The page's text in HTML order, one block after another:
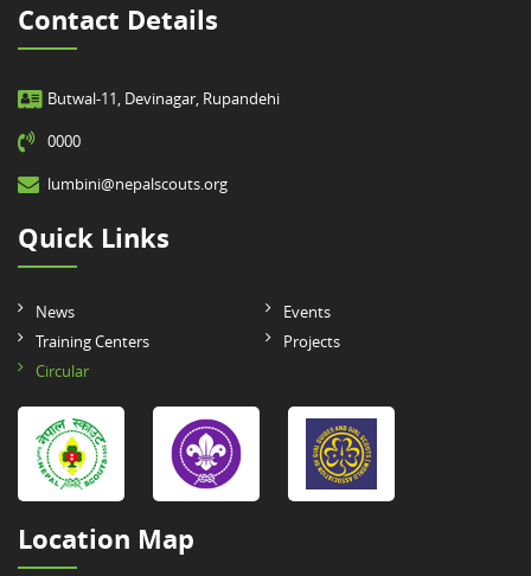
Contact Details
Butwal-11, Devinagar, Rupandehi
0000
lumbini@nepalscouts.org
Quick Links
News
Events
Training Centers
Projects
Circular
Location Map